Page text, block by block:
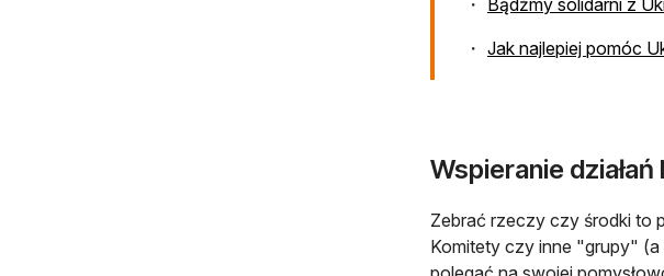
Bądźmy solidarni z
Jak najlepiej pomóc
Wspieranie działań
Zebrać rzeczy czy środki to
Komitety czy inne "grupy"